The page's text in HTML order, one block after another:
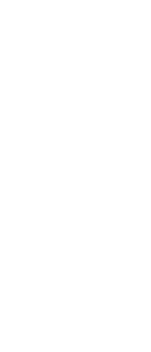
Toen
elkaar
staat mij
En Jahwe
die gij
in uw
Toen de
er
De eerste